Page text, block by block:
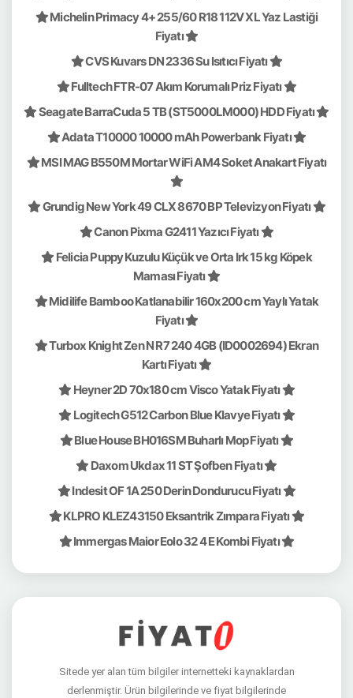
Michelin Primacy 4+ 255/60 R18 112V XL Yaz Lastiği
Fiyatı
CVS Kuvars DN 2336 Su Isıtıcı Fiyatı
Fulltech FTR-07 Akım Korumalı Priz Fiyatı
Seagate BarraCuda 5 TB (ST5000LM000) HDD Fiyatı
Adata T10000 10000 mAh Powerbank Fiyatı
MSI MAG B550M Mortar WiFi AM4 Soket Anakart Fiyatı
Grundig New York 49 CLX 8670 BP Televizyon Fiyatı
Canon Pixma G2411 Yazıcı Fiyatı
Felicia Puppy Kuzulu Küçük ve Orta Irk 15 kg Köpek
Maması Fiyatı
Midilife Bamboo Katlanabilir 160x200 cm Yaylı Yatak
Fiyatı
Turbox Knight Zen N R7 240 4GB (ID0002694) Ekran
Kartı Fiyatı
Heyner 2D 70x180 cm Visco Yatak Fiyatı
Logitech G512 Carbon Blue Klavye Fiyatı
Blue House BH016SM Buharlı Mop Fiyatı
Daxom Ukdax 11 ST Şofben Fiyatı
Indesit OF 1A 250 Derin Dondurucu Fiyatı
KLPRO KLEZ43150 Eksantrik Zımpara Fiyatı
Immergas Maior Eolo 32 4 E Kombi Fiyatı
Sitede yer alan tüm bilgiler internetteki kaynaklardan
derlenmiştir. Ürün bilgilerinde ve fiyat bilgilerinde